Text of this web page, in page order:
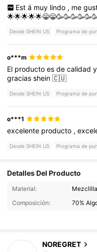
Est á muy lindo , me
Desde SHEIN US Programa de
o***m
El productoesdecalidad
graciasshein🇨🇺
Desde SHEIN US Programa de
o***1
excelente producto ,
Desde SHEIN US Programa de
Detalles Del Producto
Material:
Mezclilla
Composición:
NOREGRET
269
4.76 269